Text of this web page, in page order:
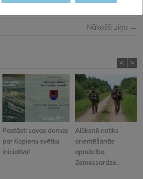
Nākošā ziņa →
Pastāsti savas domas
par Kopienu svētku
iniciatīvu!
Alūksnē notiks
orientēšanās
apmācība
Zemessardze...
< >